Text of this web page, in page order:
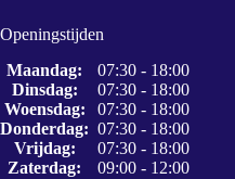
Openingstijden
Maandag:
07:30 - 18:00
Dinsdag:
07:30 - 18:00
Woensdag:
07:30 - 18:00
Donderdag: 07:30 - 18:00
Vrijdag:
07:30 - 18:00
Zaterdag:
09:00 - 12:00